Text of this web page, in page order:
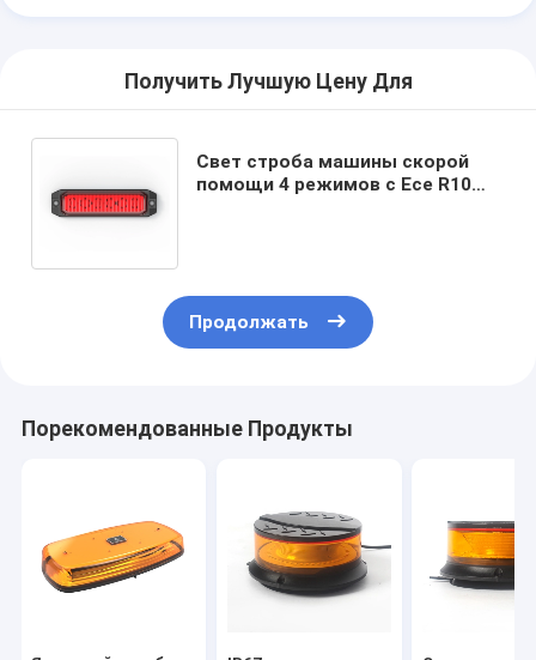
Получить Лучшую Цену Для
Свет строба машины скорой
помощи 4 режимов с Ece R10
Продолжать
Порекомендованные Продукты